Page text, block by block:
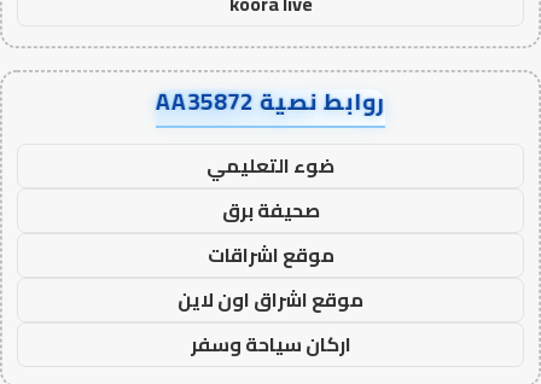
روابط نصية AA35872
ضوء التعليمي
صحيفة برق
موقع اشراقات
موقع اشراق اون لاين
اركان سياحة وسفر